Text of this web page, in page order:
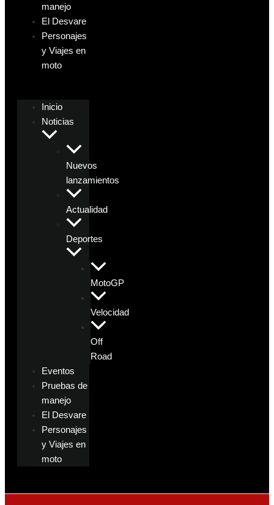
manejo
El Desvare
Personajes
y Viajes en
moto
Inicio
Noticias
Nuevos
lanzamientos
Actualidad
Deportes
MotoGP
Velocidad
Off
Road
Eventos
Pruebas de
manejo
El Desvare
Personajes
y Viajes en
moto